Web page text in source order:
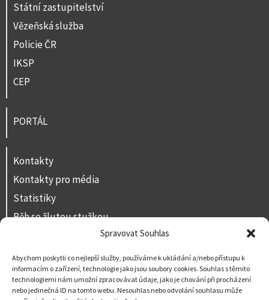
Spravovat Souhlas
Abychom poskytli co nejlepší služby, používáme k ukládání a/nebo přístupu k
informacím o zařízení, technologie jako jsou soubory cookies. Souhlas s těmito
technologiemi nám umožní zpracovávat údaje, jako je chování při procházení
nebo jedinečná ID na tomto webu. Nesouhlas nebo odvolání souhlasu může
Státní zastupitelství
Vězeňská služba
Policie ČR
IKSP
CEP
PORTÁL
Kontakty
Kontakty pro média
Statistiky
Běh se žlutou stužkou
Prohlášení o přístupnosti
Napište nám